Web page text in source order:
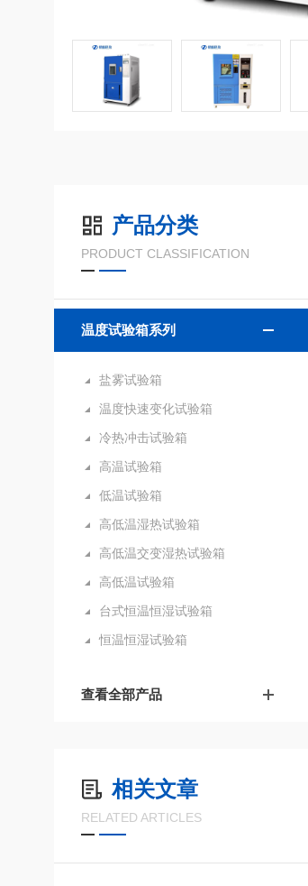
产品分类
PRODUCT CLASSIFICATION
温度试验箱系列
盐雾试验箱
温度快速变化试验箱
冷热冲击试验箱
高温试验箱
低温试验箱
高低温湿热试验箱
高低温交变湿热试验箱
高低温试验箱
台式恒温恒湿试验箱
恒温恒湿试验箱
查看全部产品
相关文章
RELATED ARTICLES